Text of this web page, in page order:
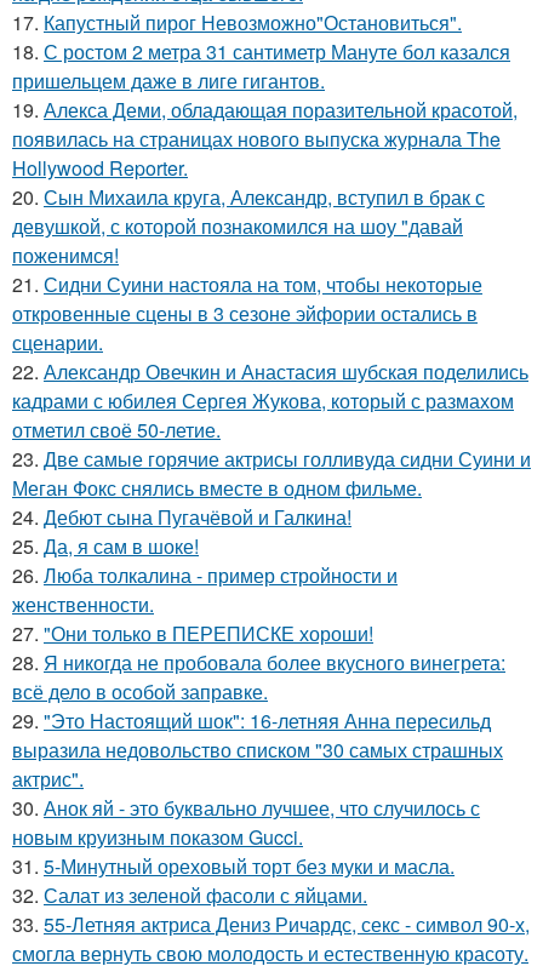
17. Капустный пирог Невозможно"Остановиться".
18. С ростом 2 метра 31 сантиметр Мануте бол казался
пришельцем даже в лиге гигантов.
19. Алекса Деми, обладающая поразительной красотой,
появилась на страницах нового выпуска журнала The
Hollywood Reporter.
20. Сын Михаила круга, Александр, вступил в брак с
девушкой, с которой познакомился на шоу "давай
поженимся!
21. Сидни Суини настояла на том, чтобы некоторые
откровенные сцены в 3 сезоне эйфории остались в
сценарии.
22. Александр Овечкин и Анастасия шубская поделились
кадрами с юбилея Сергея Жукова, который с размахом
отметил своё 50-летие.
23. Две самые горячие актрисы голливуда сидни Суини и
Меган Фокс снялись вместе в одном фильме.
24. Дебют сына Пугачёвой и Галкина!
25. Да, я сам в шоке!
26. Люба толкалина - пример стройности и
женственности.
27. "Они только в ПЕРЕПИСКЕ хороши!
28. Я никогда не пробовала более вкусного винегрета:
всё дело в особой заправке.
29. "Это Настоящий шок": 16-летняя Анна пересильд
выразила недовольство списком "30 самых страшных
актрис".
30. Анок яй - это буквально лучшее, что случилось с
новым круизным показом Gucci.
31. 5-Минутный ореховый торт без муки и масла.
32. Салат из зеленой фасоли с яйцами.
33. 55-Летняя актриса Дениз Ричардс, секс - символ 90-х,
смогла вернуть свою молодость и естественную красоту.